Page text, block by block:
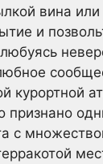
вина
и
любуясь
курортной
признано
с